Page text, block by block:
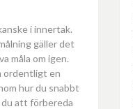
i innertak.
gäller det
måla om igen.
ordentligt en
hur du snabbt
du att förbereda